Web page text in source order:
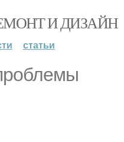
И ДИЗАЙН
статьи